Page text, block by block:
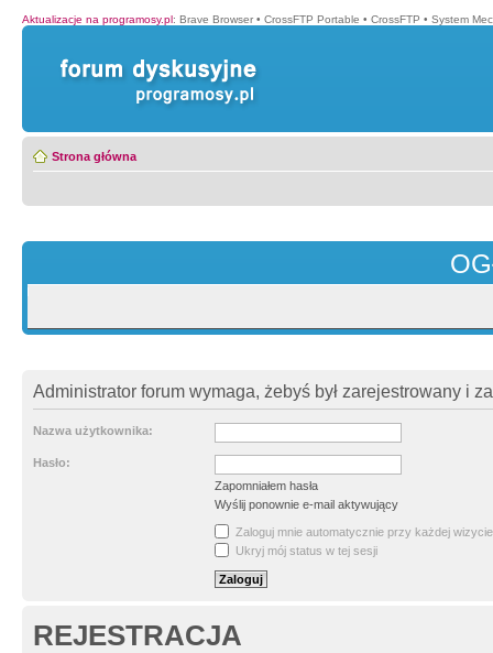
Aktualizacje na programosy.pl: Brave Browser • CrossFTP Portable • CrossFTP • System
Strona główna
Administrator forum wymaga, żebyś był zarejestrowany i
Nazwa użytkownika:
Hasło:
Zapomniałem hasła
Wyślij ponownie e-mail aktywujący
Zaloguj mnie automatycznie przy każdej wizycie
Ukryj mój status w tej sesji
REJESTRACJA